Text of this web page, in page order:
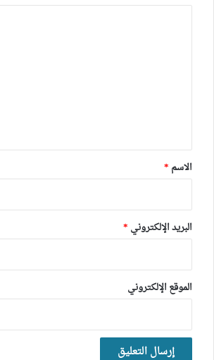
*
الاسم *
البريد الإلكتروني *
الموقع الإلكتروني